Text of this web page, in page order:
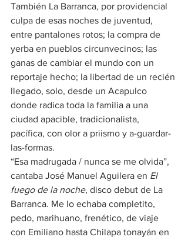
También La Barranca, por providencial
culpa de esas noches de juventud,
entre pantalones rotos; la compra de
yerba en pueblos circunvecinos; las
ganas de cambiar el mundo con un
reportaje hecho; la libertad de un recién
llegado, solo, desde un Acapulco
donde radica toda la familia a una
ciudad apacible, tradicionalista,
pacífica, con olor a priismo y a-guardar-
las-formas.
“Esa madrugada / nunca se me olvida”,
cantaba José Manuel Aguilera en El
fuego de la noche, disco debut de La
Barranca. Me lo echaba completito,
pedo, marihuano, frenético, de viaje
con Emiliano hasta Chilapa tonayán en